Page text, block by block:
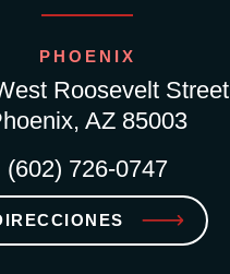
PHOENIX
Roosevelt Street
AZ 85003
(602) 726-0747